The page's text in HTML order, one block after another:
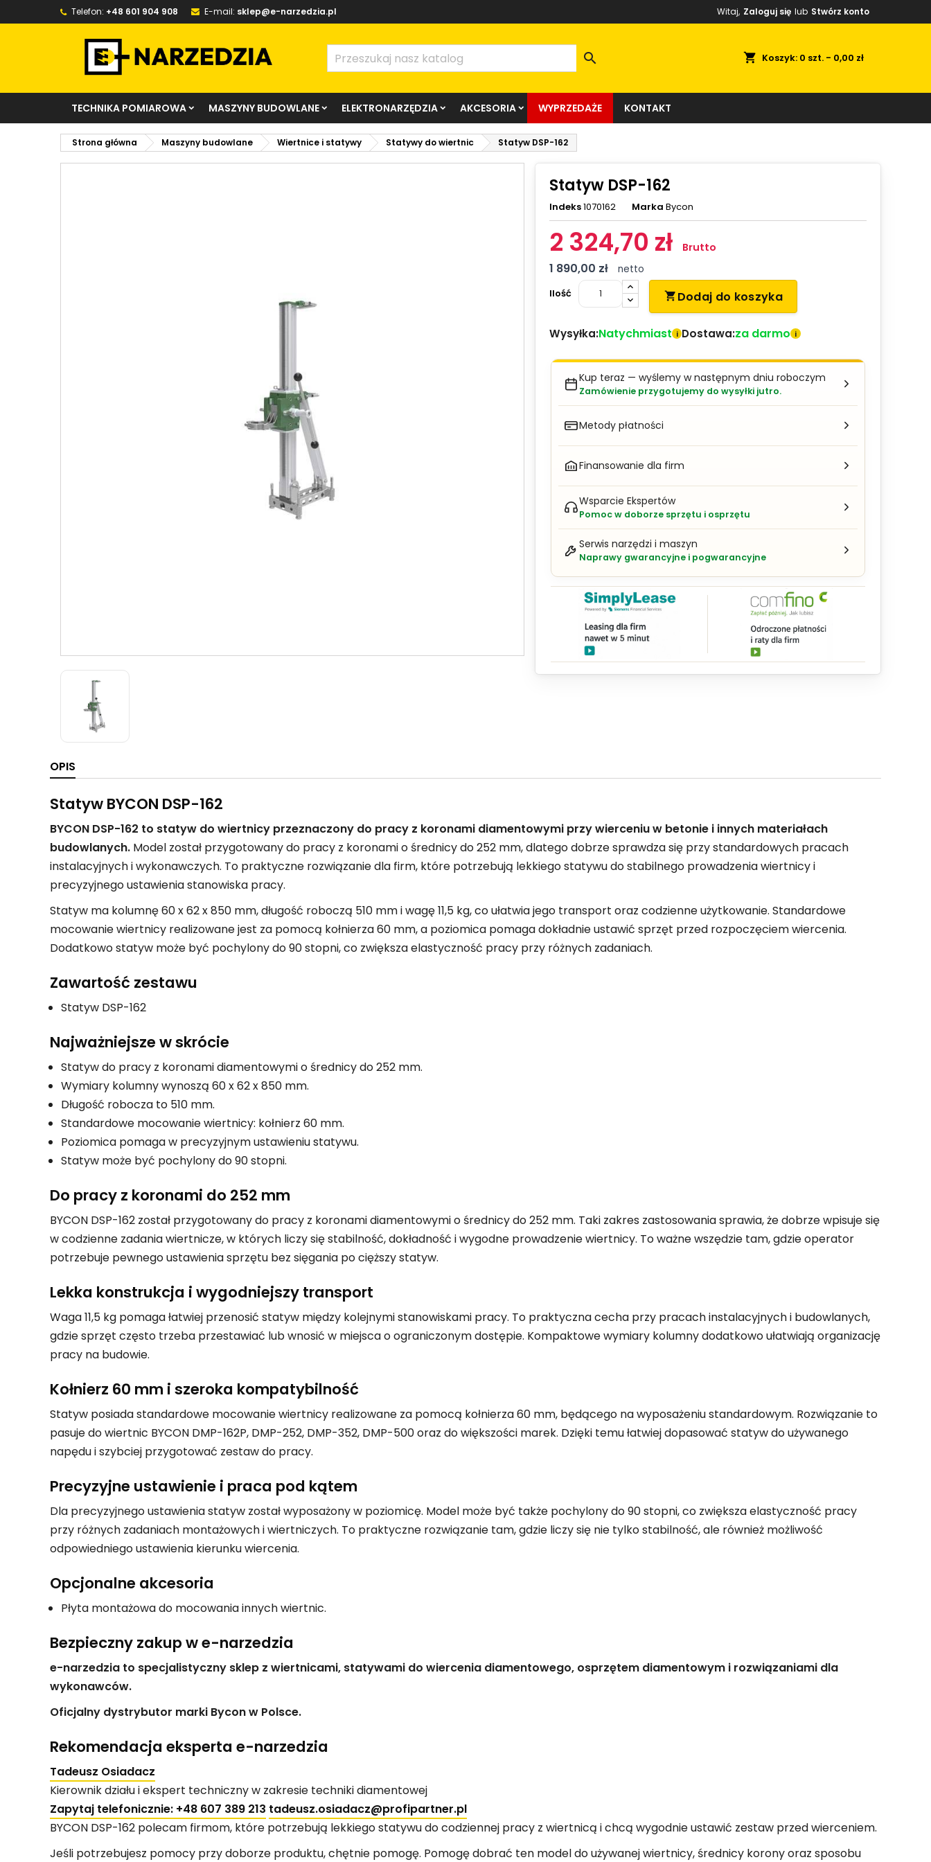
Telefon: +48 601 904 908 E-mail: sklep@e-narzedzia.pl Witaj, Zaloguj się lub Stwórz konto
shopping_cart Koszyk: 0 szt. - 0,00 zł

TECHNIKA POMIAROWA MASZYNY BUDOWLANE ELEKTRONARZĘDZIA AKCESORIA WYPRZEDAŻE KONTAKT
Strona główna Maszyny budowlane Wiertnice i statywy Statywy do wiertnic Statyw DSP-162
Statyw DSP-162
Indeks1070162 Marka Bycon
2 324,70 zł Brutto
1 890,00 zł
netto
Ilość
 Dodaj do koszyka
Wysyłka:Natychmiast i Dostawa:za darmo i
Kup teraz — wyślemy w następnym dniu roboczym
Zamówienie przygotujemy do wysyłki jutro.
Metody płatności
Finansowanie dla firm
Wsparcie Ekspertów
Pomoc w doborze sprzętu i osprzętu
Serwis narzędzi i maszyn
Naprawy gwarancyjne i pogwarancyjne
OPIS
Statyw BYCON DSP-162
BYCON DSP-162 to statyw do wiertnicy przeznaczony do pracy z koronami diamentowymi przy wierceniu w betonie i innych materiałach
budowlanych. Model został przygotowany do pracy z koronami o średnicy do 252 mm, dlatego dobrze sprawdza się przy standardowych pracach
instalacyjnych i wykonawczych. To praktyczne rozwiązanie dla firm, które potrzebują lekkiego statywu do stabilnego prowadzenia wiertnicy i
precyzyjnego ustawienia stanowiska pracy.
Statyw ma kolumnę 60 x 62 x 850 mm, długość roboczą 510 mm i wagę 11,5 kg, co ułatwia jego transport oraz codzienne użytkowanie. Standardowe
mocowanie wiertnicy realizowane jest za pomocą kołnierza 60 mm, a poziomica pomaga dokładnie ustawić sprzęt przed rozpoczęciem wiercenia.
Dodatkowo statyw może być pochylony do 90 stopni, co zwiększa elastyczność pracy przy różnych zadaniach.
Zawartość zestawu
Statyw DSP-162
Najważniejsze w skrócie
Statyw do pracy z koronami diamentowymi o średnicy do 252 mm.
Wymiary kolumny wynoszą 60 x 62 x 850 mm.
Długość robocza to 510 mm.
Standardowe mocowanie wiertnicy: kołnierz 60 mm.
Poziomica pomaga w precyzyjnym ustawieniu statywu.
Statyw może być pochylony do 90 stopni.
Do pracy z koronami do 252 mm
BYCON DSP-162 został przygotowany do pracy z koronami diamentowymi o średnicy do 252 mm. Taki zakres zastosowania sprawia, że dobrze wpisuje się
w codzienne zadania wiertnicze, w których liczy się stabilność, dokładność i wygodne prowadzenie wiertnicy. To ważne wszędzie tam, gdzie operator
potrzebuje pewnego ustawienia sprzętu bez sięgania po cięższy statyw.
Lekka konstrukcja i wygodniejszy transport
Waga 11,5 kg pomaga łatwiej przenosić statyw między kolejnymi stanowiskami pracy. To praktyczna cecha przy pracach instalacyjnych i budowlanych,
gdzie sprzęt często trzeba przestawiać lub wnosić w miejsca o ograniczonym dostępie. Kompaktowe wymiary kolumny dodatkowo ułatwiają organizację
pracy na budowie.
Kołnierz 60 mm i szeroka kompatybilność
Statyw posiada standardowe mocowanie wiertnicy realizowane za pomocą kołnierza 60 mm, będącego na wyposażeniu standardowym. Rozwiązanie to
pasuje do wiertnic BYCON DMP-162P, DMP-252, DMP-352, DMP-500 oraz do większości marek. Dzięki temu łatwiej dopasować statyw do używanego
napędu i szybciej przygotować zestaw do pracy.
Precyzyjne ustawienie i praca pod kątem
Dla precyzyjnego ustawienia statyw został wyposażony w poziomicę. Model może być także pochylony do 90 stopni, co zwiększa elastyczność pracy
przy różnych zadaniach montażowych i wiertniczych. To praktyczne rozwiązanie tam, gdzie liczy się nie tylko stabilność, ale również możliwość
odpowiedniego ustawienia kierunku wiercenia.
Opcjonalne akcesoria
Płyta montażowa do mocowania innych wiertnic.
Bezpieczny zakup w e-narzedzia
e-narzedzia to specjalistyczny sklep z wiertnicami, statywami do wiercenia diamentowego, osprzętem diamentowym i rozwiązaniami dla
wykonawców.
Oficjalny dystrybutor marki Bycon w Polsce.
Rekomendacja eksperta e-narzedzia
Tadeusz Osiadacz
Kierownik działu i ekspert techniczny w zakresie techniki diamentowej
Zapytaj telefonicznie: +48 607 389 213 tadeusz.osiadacz@profipartner.pl
BYCON DSP-162 polecam firmom, które potrzebują lekkiego statywu do codziennej pracy z wiertnicą i chcą wygodnie ustawić zestaw przed wierceniem.
Jeśli potrzebujesz pomocy przy doborze produktu, chętnie pomogę. Pomogę dobrać ten model do używanej wiertnicy, średnicy korony oraz sposobu